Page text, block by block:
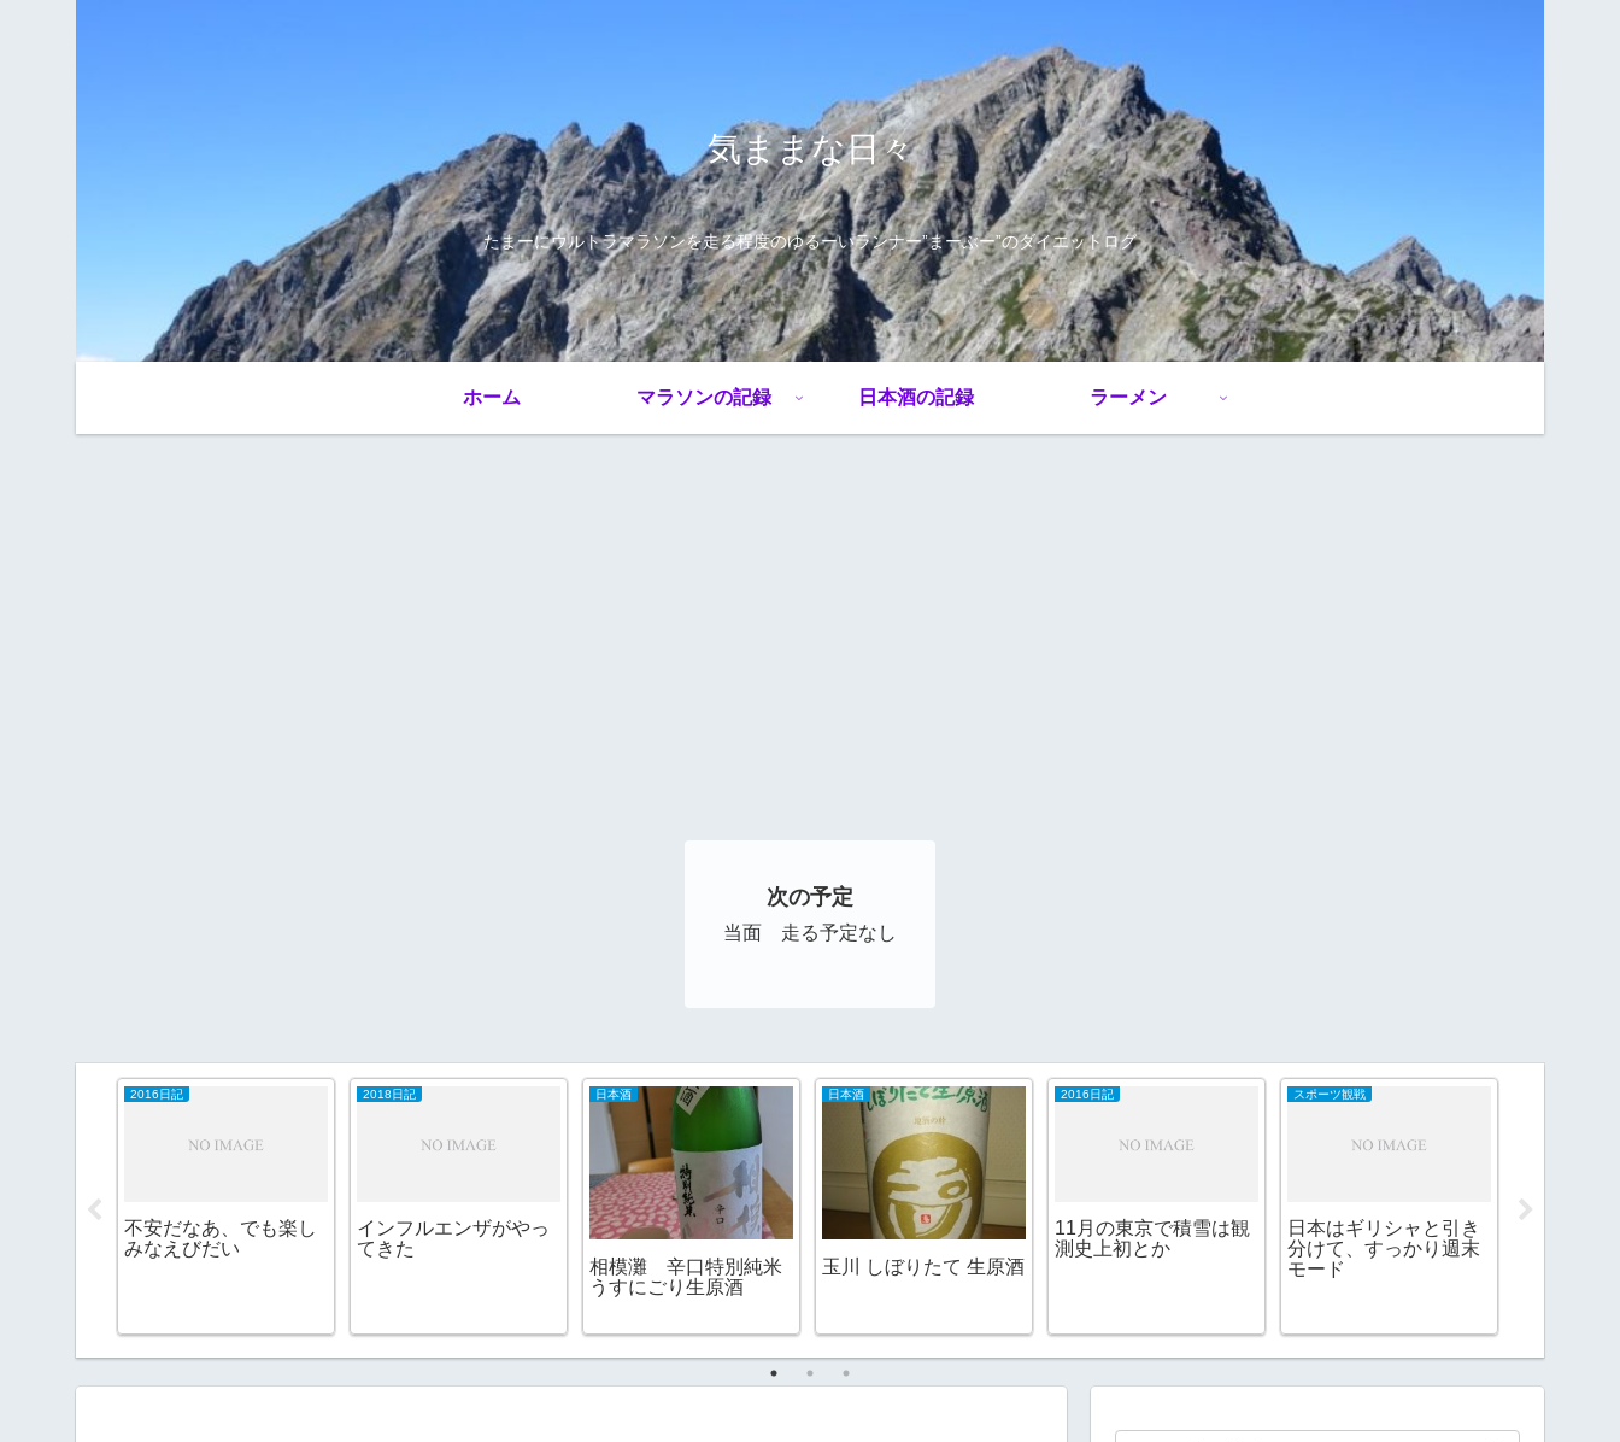
気ままな日々
たまーにウルトラマラソンを走る程度のゆるーいランナー”まーぶー”のダイエットログ
ホーム マラソンの記録 日本酒の記録 ラーメン
次の予定
当面 走る予定なし
2016日記
不安だなあ、でも楽し
みなえびだい
2018日記
インフルエンザがやっ
てきた
日本酒
相模灘 辛口特別純米
うすにごり生原酒
日本酒
玉川 しぼりたて 生原酒
2016日記
11月の東京で積雪は観
測史上初とか
スポーツ観戦
日本はギリシャと引き
分けて、すっかり週末
モード